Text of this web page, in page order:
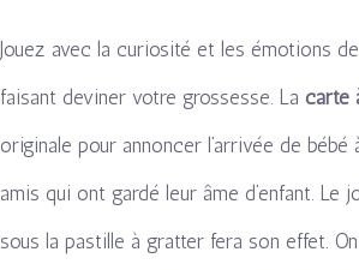
Jouez avec la curiosité et les émotions
faisant deviner votre grossesse. La carte
originale pour annoncer l’arrivée de bébé
amis qui ont gardé leur âme d’enfant. Le
sous la pastille à gratter fera son effet.